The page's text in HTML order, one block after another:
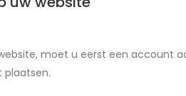
moet u eerst een account
plaatsen.